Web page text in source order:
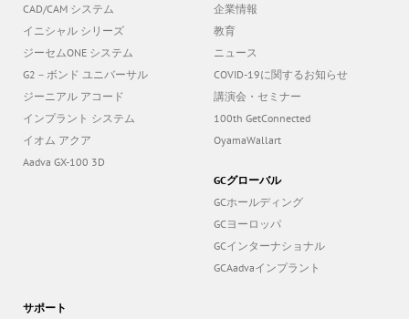
CAD/CAM システム
イニシャル シリーズ
ジーセムONE システム
G2－ボンド ユニバーサル
ジーニアル アコード
インプラント システム
イオム アクア
Aadva GX-100 3D
企業情報
教育
ニュース
COVID-19に関するお知らせ
講演会・セミナー
100th GetConnected
OyamaWallart
GCグローバル
GCホールディング
GCヨーロッパ
GCインターナショナル
GCAadvaインプラント
サポート